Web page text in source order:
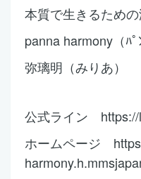
本質で生きるため
panna harmony（ﾊﾟ
弥璃明（みりあ）
公式ライン https://
ホームページ